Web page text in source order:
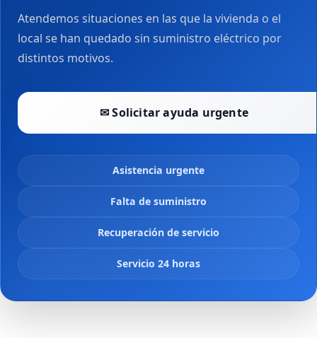
Atendemos situaciones en las que la vivienda o el
local se han quedado sin suministro eléctrico por
distintos motivos.
✉ Solicitar ayuda urgente
Asistencia urgente
Falta de suministro
Recuperación de servicio
Servicio 24 horas